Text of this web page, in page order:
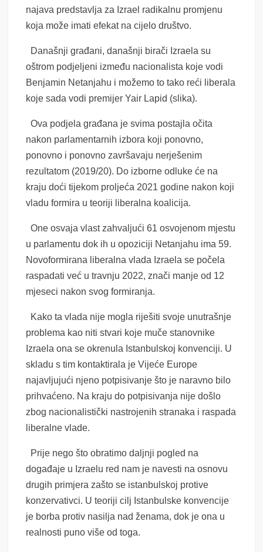
najava predstavlja za Izrael radikalnu promjenu
koja može imati efekat na cijelo društvo.
Današnji građani, današnji birači Izraela su
oštrom podjeljeni između nacionalista koje vodi
Benjamin Netanjahu i možemo to tako reći liberala
koje sada vodi premijer Yair Lapid (slika).
Ova podjela građana je svima postajla očita
nakon parlamentarnih izbora koji ponovno,
ponovno i ponovno završavaju nerješenim
rezultatom (2019/20). Do izborne odluke će na
kraju doći tijekom proljeća 2021 godine nakon koji
vladu formira u teoriji liberalna koalicija.
One osvaja vlast zahvaljući 61 osvojenom mjestu
u parlamentu dok ih u opoziciji Netanjahu ima 59.
Novoformirana liberalna vlada Izraela se počela
raspadati već u travnju 2022, znači manje od 12
mjeseci nakon svog formiranja.
Kako ta vlada nije mogla riješiti svoje unutrašnje
problema kao niti stvari koje muče stanovnike
Izraela ona se okrenula Istanbulskoj konvenciji. U
skladu s tim kontaktirala je Vijeće Europe
najavljujući njeno potpisivanje što je naravno bilo
prihvaćeno. Na kraju do potpisivanja nije došlo
zbog nacionalistički nastrojenih stranaka i raspada
liberalne vlade.
Prije nego što obratimo daljnji pogled na
događaje u Izraelu red nam je navesti na osnovu
drugih primjera zašto se istanbulskoj protive
konzervativci. U teoriji cilj Istanbulske konvencije
je borba protiv nasilja nad ženama, dok je ona u
realnosti puno više od toga.